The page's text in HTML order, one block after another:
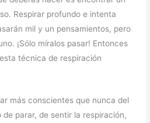
Respirar profundo e intenta
mil y un pensamientos, pero
¡Sólo míralos pasar! Entonces
técnica de respiración
más conscientes que nunca del
parar, de sentir la respiración,